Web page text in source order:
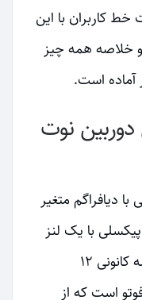
کاربران با این
خلاصه همه چیز
آماده است.
نوت
مگاپیکسلی با دیافراگم متغیر
لنز که سنسور ۱۶ مگاپیکسلی با یک لنز
فوق عریض، دیافراگم f/2.2 و فاصله کانونی ۱۲
است که از